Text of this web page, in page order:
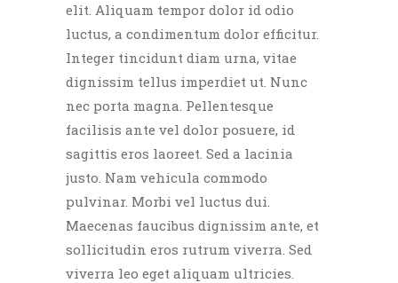
elit. Aliquam tempor dolor id odio
luctus, a condimentum dolor efficitur.
Integer tincidunt diam urna, vitae
dignissim tellus imperdiet ut. Nunc
nec porta magna. Pellentesque
facilisis ante vel dolor posuere, id
sagittis eros laoreet. Sed a lacinia
justo. Nam vehicula commodo
pulvinar. Morbi vel luctus dui.
Maecenas faucibus dignissim ante, et
sollicitudin eros rutrum viverra. Sed
viverra leo eget aliquam ultricies.